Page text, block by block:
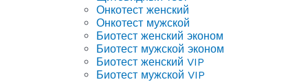
Онкотест женский
Онкотест мужской
Биотест женский эконом
Биотест мужской эконом
Биотест женский VIP
Биотест мужской VIP